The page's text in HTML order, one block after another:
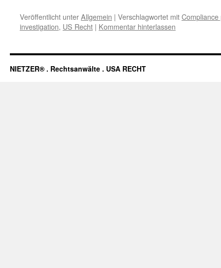
Veröffentlicht unterAllgemein | Verschlagwortet mit
investigation, US Recht | Kommentar hinterlassen
NIETZER® . Rechtsanwälte . USA RECHT